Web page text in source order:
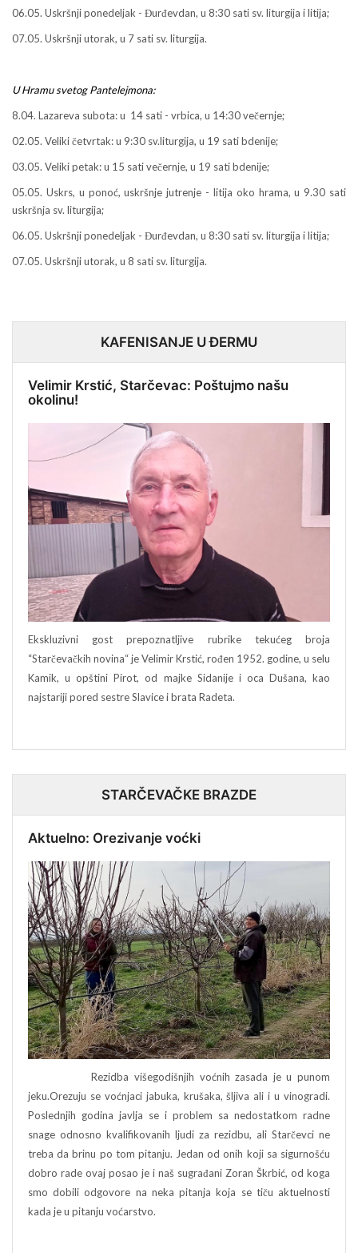
06.05. Uskršnji ponedeljak - Đurđevdan, u 8:30 sati sv. liturgija i litija;
07.05. Uskršnji utorak, u 7 sati sv. liturgija.
U Hramu svetog Pantelejmona:
8.04. Lazareva subota: u 14 sati - vrbica, u 14:30 večernje;
02.05. Veliki četvrtak: u 9:30 sv.liturgija, u 19 sati bdenije;
03.05. Veliki petak: u 15 sati večernje, u 19 sati bdenije;
05.05. Uskrs, u ponoć, uskršnje jutrenje - litija oko hrama, u 9.30 sati
uskršnja sv. liturgija;
06.05. Uskršnji ponedeljak - Đurđevdan, u 8:30 sati sv. liturgija i litija;
07.05. Uskršnji utorak, u 8 sati sv. liturgija.
KAFENISANJE U ĐERMU
Velimir Krstić, Starčevac: Poštujmo našu
okolinu!
Ekskluzivni gost prepoznatljive rubrike tekućeg broja
“Starčevačkih novina“ je Velimir Krstić, rođen 1952. godine, u selu
Kamik, u opštini Pirot, od majke Sidanije i oca Dušana, kao
najstariji pored sestre Slavice i brata Radeta.
STARČEVAČKE BRAZDE
Aktuelno: Orezivanje voćki
Rezidba višegodišnjih voćnih zasada je u punom
jeku.Orezuju se voćnjaci jabuka, krušaka, šljiva ali i u vinogradi.
Poslednjih godina javlja se i problem sa nedostatkom radne
snage odnosno kvalifikovanih ljudi za rezidbu, ali Starčevci ne
treba da brinu po tom pitanju. Jedan od onih koji sa sigurnošću
dobro rade ovaj posao je i naš sugrađani Zoran Škrbić, od koga
smo dobili odgovore na neka pitanja koja se tiču aktuelnosti
kada je u pitanju voćarstvo.